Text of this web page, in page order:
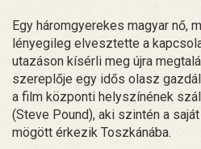
Egy háromgyerekes magyar nő,
lényegileg elvesztette a
utazáson kísérli meg újra
szereplője egy idős olasz
a film központi helyszínének
(Steve Pound), aki szintén a
mögött érkezik Toszkánába.